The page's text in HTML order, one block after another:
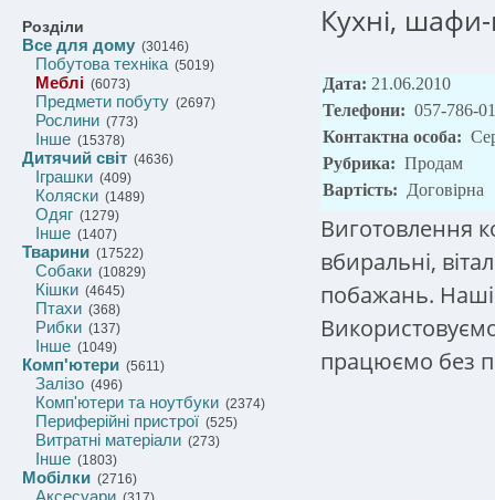
Розділи
Все для дому (30146)
Побутова техніка(5019)
Меблі (6073)
Предмети побуту (2697)
Рослини (773)
Інше (15378)
Дитячий світ (4636)
Іграшки (409)
Коляски (1489)
Одяг (1279)
Інше (1407)
Тварини (17522)
Собаки (10829)
Кішки (4645)
Птахи (368)
Рибки (137)
Інше (1049)
Комп'ютери (5611)
Залізо (496)
Комп'ютери та ноутбуки (2374)
Периферійні пристрої (525)
Витратні матеріали (273)
Інше (1803)
Мобілки (2716)
Аксесуари
Кухні,
Дата: 21.06.2010
Телефони: 057-786-
Контактна особа:
Рубрика: Продам
Вартість: Договірна
Виготовлення
вбиральні,
побажань.
працюємо без